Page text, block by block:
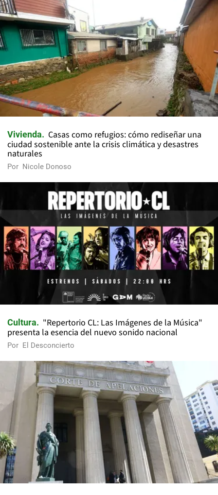
Vivienda
Casas como refugios: cómo rediseñar una
ciudad sostenible ante la crisis climática y desastres
naturales
Por Nicole Donoso
Cultura
"Repertorio CL: Las Imágenes de la Música"
presenta la esencia del nuevo sonido nacional
Por El Desconcierto